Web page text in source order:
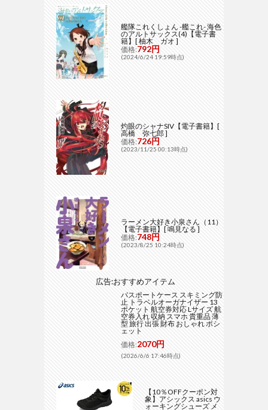
艦隊これくしょん -艦これ- 海色
のアルトサックス(4)【電子書
籍】[ 柚木 ガオ ]
価格:792円
(2024/6/24 19:59時点)
灼眼のシャナSIV【電子書籍】[
高橋 弥七郎 ]
価格:726円
(2023/11/25 00:13時点)
ラーメン大好き小泉さん（11）
【電子書籍】[ 鳴見なる ]
価格:748円
(2023/8/25 10:24時点)
広告:おすすめアイテム
パスポートケース スキミング防
止 トラベルオーガナイザー 13
ポケット 航空券対応 Lサイズ 航
空券入れ 収納 スマホ 貴重品 薄
型 旅行 出張 財布 おしゃれ ポシ
ェット
価格:2070円
(2026/6/6 17:46時点)
【10％OFFクーポン対
象】アシックス asics ウ
ォーキングシューズ メ